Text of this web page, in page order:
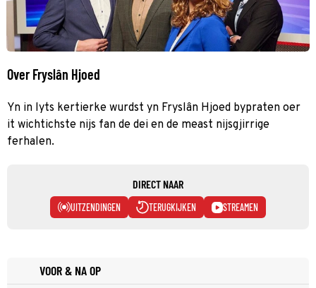
Over Fryslân Hjoed
Yn in lyts kertierke wurdst yn Fryslân Hjoed bypraten oer
it wichtichste nijs fan de dei en de meast nijsgjirrige
ferhalen.
DIRECT NAAR
UITZENDINGEN TERUGKIJKEN STREAMEN
VOOR & NA OP